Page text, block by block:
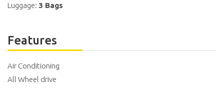
Luggage: 3 Bags
Features
Air Conditioning
All Wheel drive